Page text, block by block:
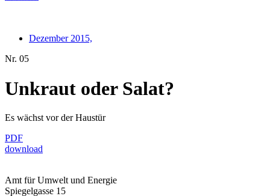
Dezember 2015,
Nr. 05
Unkraut oder Salat?
Es wächst vor der Haustür
PDF
download
Amt für Umwelt und Energie
Spiegelgasse 15